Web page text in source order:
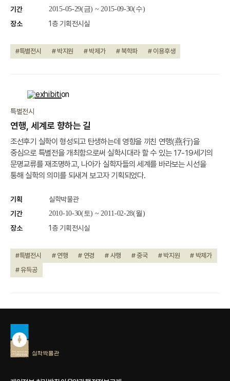
기간
2015-05-29(금) ~ 2015-09-30(수)
장소 1층 기획전시실
#특별전시 # 박지원 # 박제가 # 북학파 # 이용후생
특별전시
연행, 세계로 향하는 길
조선후기 실학이 형성되고 탄생하는데 영향을 끼친 연행(燕行)을
중심으로 특별전을 개최함으로써 실학시대라 할 수 있는 17-19세기의
문명교류를 재조명하고, 나아가 실학자들의 세계를 바라보는 시선을
통해 실학의 의미를 되새겨 보고자 기획되었다.
기획
실학박물관
기간
2010-10-30(토) ~ 2011-02-28(월)
장소 1층 기획전시실
#특별전시 # 연행 # 연경 # 사행 # 중국 # 박지원
# 박제가
# 유득공